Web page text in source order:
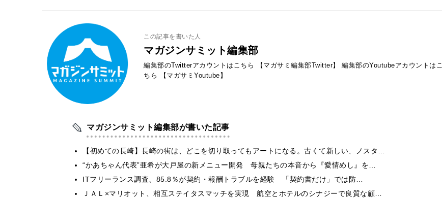
この記事を書いた人
マガジンサミット編集部
編集部のTwitterアカウントはこちら 【マガサミ編集部Twitter】
編集部のYoutubeアカウントはこ
ちら
【マガサミYoutube】
マガジンサミット編集部が書いた記事
【初めての長崎】長崎の街は、どこを切り取ってもアートになる。古くて新しい、ノスタ…
“かあちゃん代表”亜希が大戸屋の新メニュー開発 母親たちの本音から『愛情めし』を…
ITフリーランス調査、85.8％が契約・報酬トラブルを経験 「契約書だけ」では防…
ＪＡＬ×マリオット、相互ステイタスマッチを実現 航空とホテルのシナジーで良質な顧…